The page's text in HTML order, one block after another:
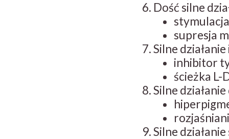
Dość silne
supresja
Silne
inhibitor
ścieżka L-
Silne
Silne